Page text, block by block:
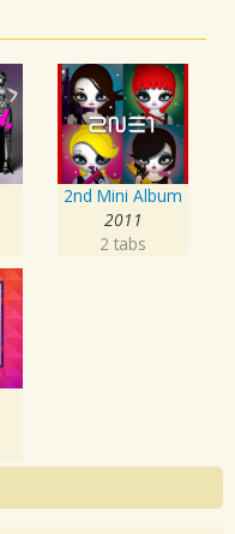
2nd Mini Album
2011
2 tabs